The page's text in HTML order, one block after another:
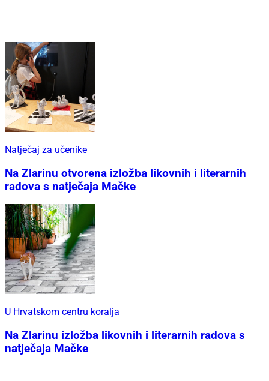
Natječaj za učenike
Na Zlarinu otvorena izložba likovnih i literarnih
radova s natječaja Mačke
U Hrvatskom centru koralja
Na Zlarinu izložba likovnih i literarnih radova s
natječaja Mačke